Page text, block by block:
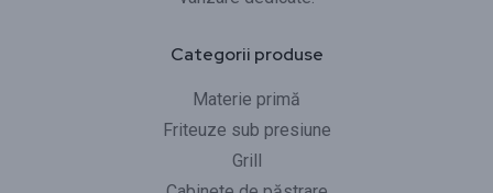
Categorii produse
Materie primă
Friteuze sub presiune
Grill